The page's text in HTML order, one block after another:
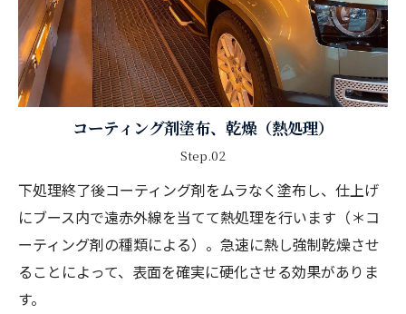
コーティング剤塗布、乾燥（熱処理）
Step.02
下処理終了後コーティング剤をムラなく塗布し、仕上げ
にブース内で遠赤外線を当てて熱処理を行います（＊コ
ーティング剤の種類による）。急速に熱し強制乾燥させ
ることによって、表面を確実に硬化させる効果がありま
す。